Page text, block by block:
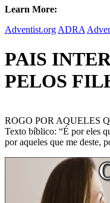
Learn More:
Adventist.org ADRA
PAIS
PELOS
ROGO POR AQUELES
Texto bíblico: “É por eles
por aqueles que me deste,